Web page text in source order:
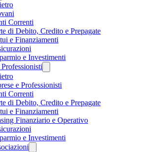
Correnti
di Debito, Credito e Prepagate
e Finanziamenti
e Investimenti
e Professionisti
Correnti
di Debito, Credito e Prepagate
e Finanziamenti
Finanziario e Operativo
e Investimenti